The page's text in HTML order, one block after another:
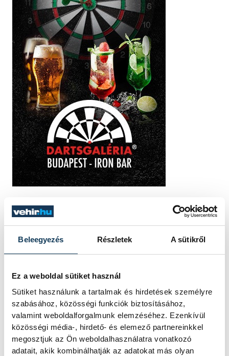
Beleegyezés Részletek A sütikről
Ez a weboldal sütiket használ
Sütiket használunk a tartalmak és hirdetések személyre
szabásához, közösségi funkciók biztosításához,
valamint weboldalforgalmunk elemzéséhez. Ezenkívül
közösségi média-, hirdető- és elemező partnereinkkel
megosztjuk az Ön weboldalhasználatra vonatkozó
adatait, akik kombinálhatják az adatokat más olyan
TOVÁBBI CIKKEK
KÖZÉLET
Megjelent az új tanév
rendje
Megjelent az új tanév rendje péntek
este a Magyar Közlönyben; az
oktatási és gyermekügyi miniszter